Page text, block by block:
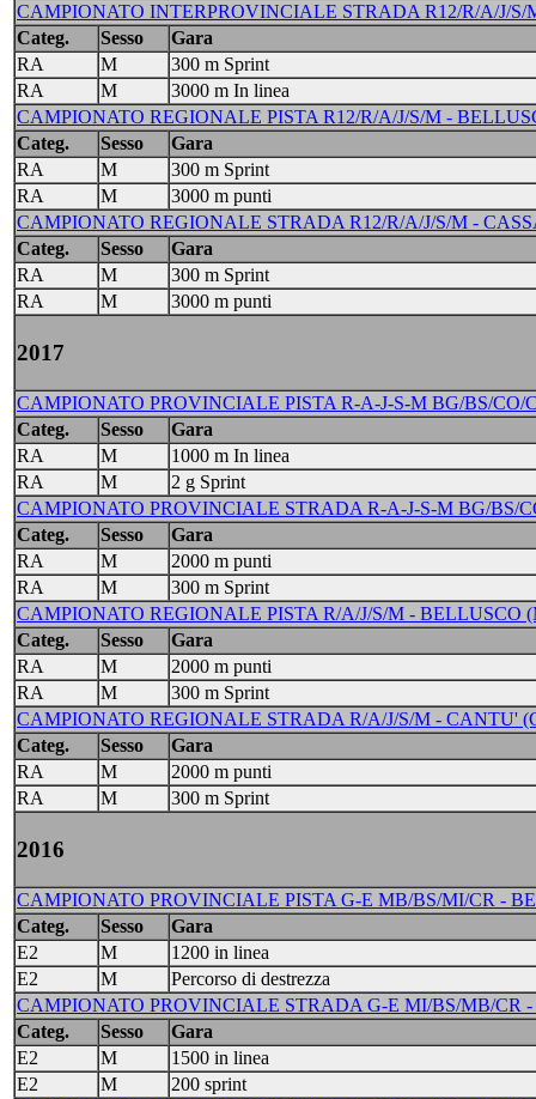
CAMPIONATO INTERPROVINCIALE STRADA R12/R/A/J/
Categ.
Sesso
Gara
RA
M
300 m Sprint
RA
M
3000 m In linea
CAMPIONATO REGIONALE PISTA R12/R/A/J/S/M -
Categ.
Sesso
Gara
RA
M
300 m Sprint
RA
M
3000 m punti
CAMPIONATO REGIONALE STRADA R12/R/A/J/S/M -
Categ.
Sesso
Gara
RA
M
300 m Sprint
RA
M 3000 m punti
2017
CAMPIONATO PROVINCIALE PISTA R-A-J-S-M BG/BS/
Categ.
Sesso
Gara
RA
M
1000 m In linea
RA
M
2 g Sprint
CAMPIONATO PROVINCIALE STRADA R-A-J-S-M BG/BS/
Categ.
Sesso
Gara
RA
M
2000 m punti
RA
M
300 m Sprint
CAMPIONATO REGIONALE PISTA R/A/J/S/M - BELLUSCO
Categ.
Sesso
Gara
RA
M
2000 m punti
RA
M
300 m Sprint
CAMPIONATO REGIONALE STRADA R/A/J/S/M - CANTU'
Categ.
Sesso
Gara
RA
M
2000 m punti
RA
M 300 m Sprint
2016
CAMPIONATO PROVINCIALE PISTA G-E MB/BS/MI/CR -
Categ.
Sesso
Gara
E2
M
1200 in linea
E2
M
Percorso di destrezza
CAMPIONATO PROVINCIALE STRADA G-E MI/BS/MB/CR
Categ.
Sesso
Gara
E2
M
1500 in linea
E2
M
200 sprint